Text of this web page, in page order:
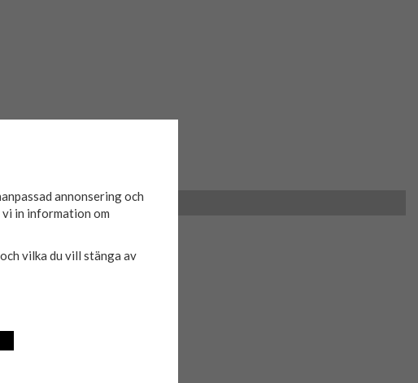
annonsering och
in information om
vilka du vill stänga av